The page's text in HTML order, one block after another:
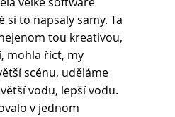
to napsaly samy. Ta
tou kreativou,
mohla říct, my
scénu, uděláme
vodu, lepší vodu.
v jednom